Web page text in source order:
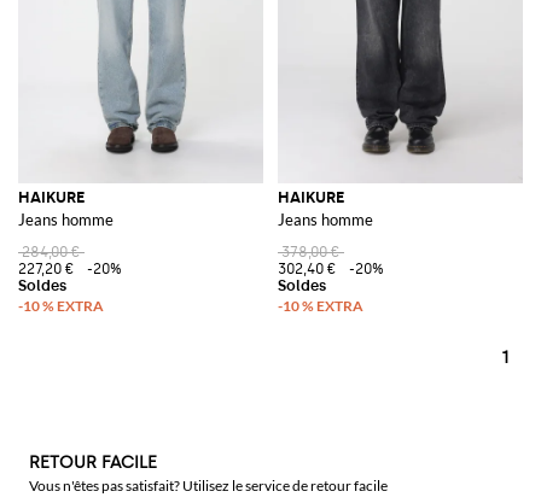
HAIKURE
Jeans homme
284,00 €
227,20 €
-20%
HAIKURE
Jeans homme
378,00 €
302,40 €
-20%
1
RETOUR FACILE
Vous n'êtes pas satisfait? Utilisez le service de retour facile